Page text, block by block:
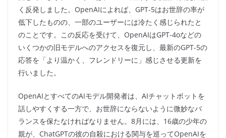
く反発しました。OpenAIによれば、GPT-5はお世辞の率が
低下したものの、一部のユーザーには冷たく感じられたと
のことです。この反応を受けて、OpenAIはGPT-4oなどの
いくつかの旧モデルへのアクセスを復元し、最新のGPT-5の
応答を「より温かく、フレンドリーに」感じさせる更新を
行いました。
OpenAIとすべてのAIモデル開発者は、AIチャットボットを
話しやすくする一方で、お世辞にならないように微妙なバ
ランスを保たなければなりません。8月には、16歳の少年の
親が、ChatGPTの彼の自殺における関与を巡ってOpenAIを